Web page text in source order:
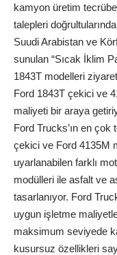
kamyon üretim
talepleri
Suudi Arabistan ve
sunulan “Sıcak İklim
1843T modelleri
Ford 1843T çekici ve
maliyeti bir araya
Ford Trucks’ın en
çekici ve Ford 4135M
uyarlanabilen farklı
modülleri ile asfalt ve
tasarlanıyor. Ford
uygun işletme
maksimum seviyede
kusursuz özellikleri